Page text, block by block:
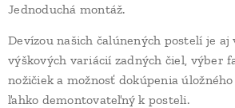
Jednoduchá montáž.
Devízou našich čalúnených postelí je
výškových variácií zadných čiel, výber
nožičiek a možnosť dokúpenia
ľahko demontovateľný k posteli.